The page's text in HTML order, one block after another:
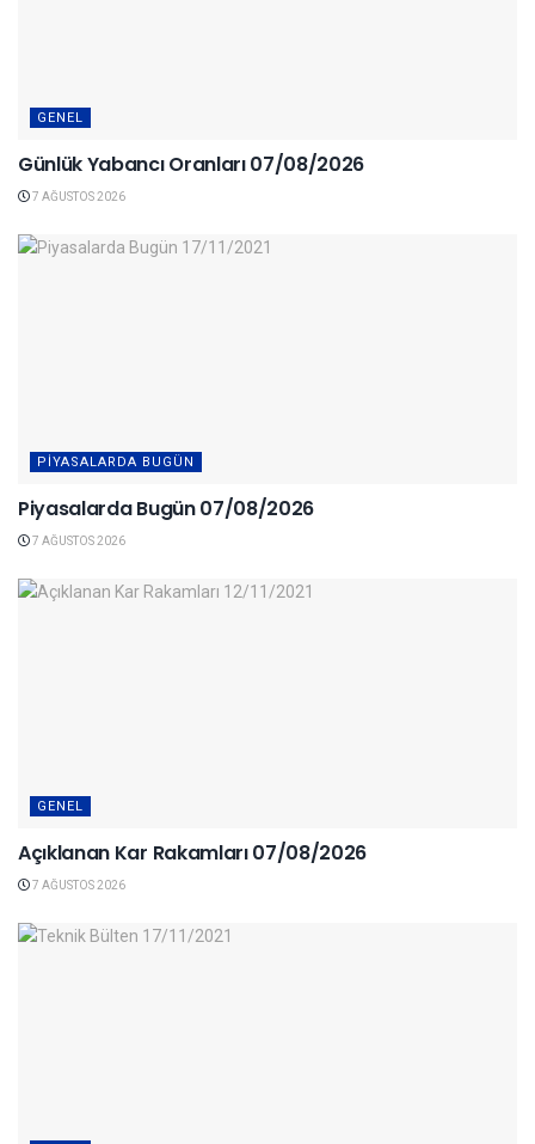
GENEL
Günlük Yabancı Oranları 07/08/2026
7 AĞUSTOS 2026
PIYASALARDA BUGÜN
Piyasalarda Bugün 07/08/2026
7 AĞUSTOS 2026
GENEL
Açıklanan Kar Rakamları 07/08/2026
7 AĞUSTOS 2026